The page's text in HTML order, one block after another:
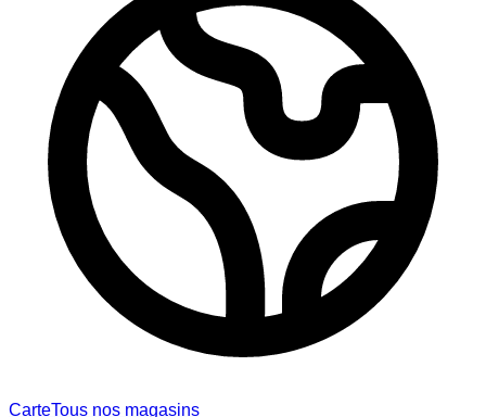
CarteTous nos magasins